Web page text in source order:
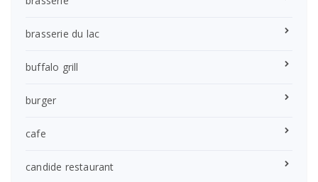
brasserie du lac
buffalo grill
burger
cafe
candide restaurant